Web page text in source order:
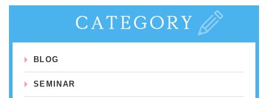
BLOG
SEMINAR